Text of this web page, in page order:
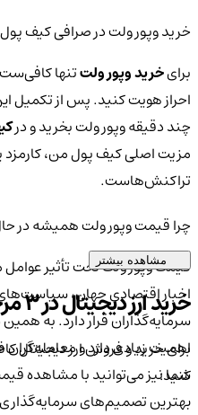
خرید وپور ولت در صرافی کیف
برایخرید وپور ولتتنها کافی‌ست
احراز هویت کنید. پس از تکمیل
چند دقیقه وپور ولت بخرید و در
مزیت اصلی کیف پول من، کارمزد
تراکنش‌هاست.
چرا قیمت وپور ولت همیشه در
قیمت وپور ولت تحت تأثیر عوامل
اخبار اقتصادی جهان،
سرمایه‌گذاران قرار دارد. به همین
اهمیت زیادی دارد و معامله‌گران
شما نیز می‌توانید با مشاهده
بهترین تصمیم‌های سرمایه‌گذاری
مشاهده بیشتر
خرید ارز دیجیتال در 3 مرحله ساده
برای خرید و فروش ارز دیجیتال
کنید: